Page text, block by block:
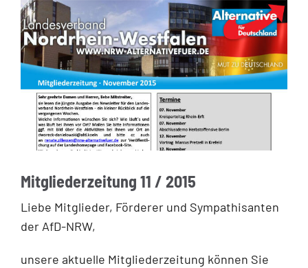
Mitgliederzeitung 11 / 2015
Liebe Mitglieder, Förderer und Sympathisanten
der AfD-NRW,
unsere aktuelle Mitgliederzeitung können Sie